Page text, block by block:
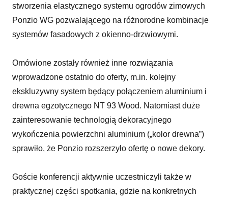
stworzenia elastycznego systemu ogrodów zimowych
Ponzio WG pozwalającego na różnorodne kombinacje
systemów fasadowych z okienno-drzwiowymi.
Omówione zostały również inne rozwiązania
wprowadzone ostatnio do oferty, m.in. kolejny
ekskluzywny system będący połączeniem aluminium i
drewna egzotycznego NT 93 Wood. Natomiast duże
zainteresowanie technologią dekoracyjnego
wykończenia powierzchni aluminium („kolor drewna”)
sprawiło, że Ponzio rozszerzyło ofertę o nowe dekory.
Goście konferencji aktywnie uczestniczyli także w
praktycznej części spotkania, gdzie na konkretnych